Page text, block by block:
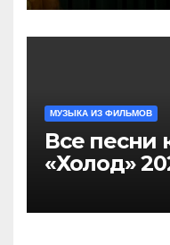
МУЗЫКА ИЗ ФИЛЬМОВ
Все песни
«Холод»
саундтрек